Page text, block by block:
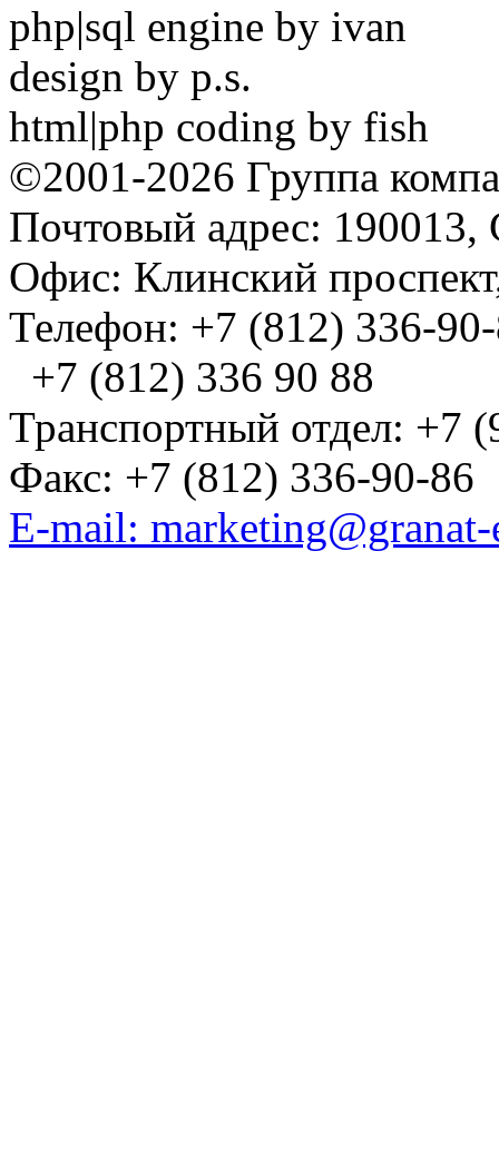
php|sql engine by ivan
design by p.s.
html|php coding by fish
©2001-2026 Группа
Почтовый адрес: 190013,
Офис: Клинский
Телефон: +7 (812) 336-
+7 (812) 336 90 88
Транспортный отдел: +7
Факс: +7 (812) 336-90-86
E-mail: